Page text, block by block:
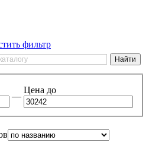
фильтр
—
Цена до